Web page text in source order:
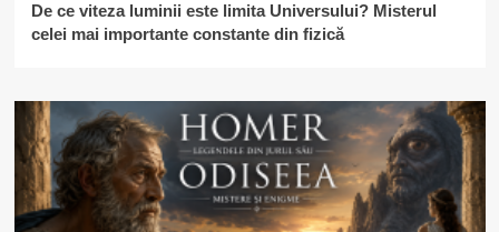
De ce viteza luminii este limita Universului? Misterul
celei mai importante constante din fizică